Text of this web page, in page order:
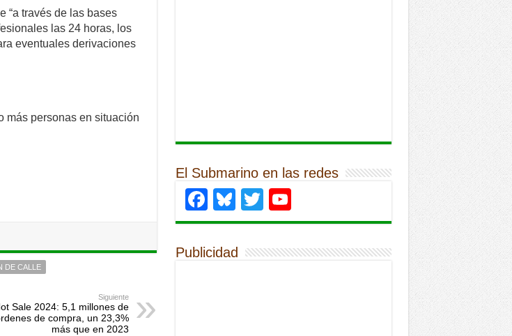
“a través de las bases
las 24 horas, los
eventuales derivaciones
más personas en situación
DE CALLE
Siguiente
Sale 2024: 5,1 millones de
de compra, un 23,3%
más que en 2023
El Submarino en las redes
Facebook
Bluesky
Twitter
Publicidad